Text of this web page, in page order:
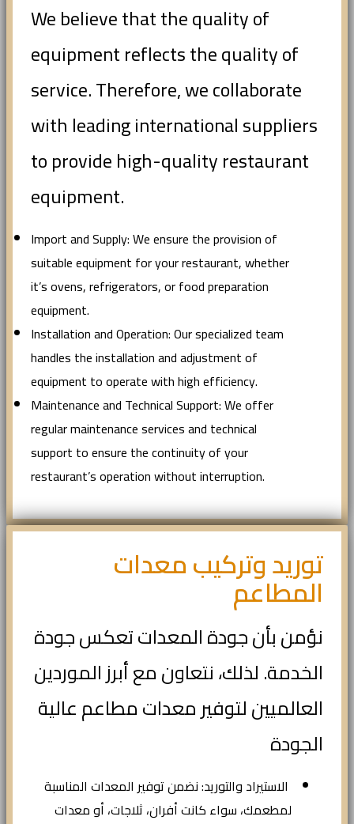
We believe that the quality of
equipment reflects the quality of
service. Therefore, we collaborate
with leading international suppliers
to provide high-quality restaurant
equipment.
Import and Supply: We ensure the provision of
suitable equipment for your restaurant, whether
it’s ovens, refrigerators, or food preparation
equipment.
Installation and Operation: Our specialized team
handles the installation and adjustment of
equipment to operate with high efficiency.
Maintenance and Technical Support: We offer
regular maintenance services and technical
support to ensure the continuity of your
restaurant’s operation without interruption.
توريد وتركيب معدات
المطاعم
نؤمن بأن جودة المعدات تعكس جودة
الخدمة. لذلك، نتعاون مع أبرز الموردين
العالميين لتوفير معدات مطاعم عالية
الجودة
الاستيراد والتوريد: نضمن توفير المعدات المناسبة
لمطعمك، سواء كانت أفران، ثلاجات، أو معدات